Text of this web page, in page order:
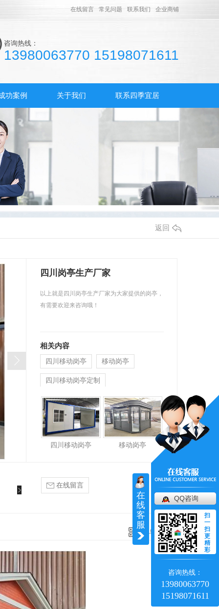
在线留言 常见问题 联系我们 企业商铺
咨询热线：
13980063770 15198071611
功案例 关于我们 联系四季宜居
返回
四川岗亭生产厂家
以上就是四川岗亭生产厂家为大家提供的岗亭，
有需要欢迎来咨询哦！
相关内容
四川移动岗亭 移动岗亭
四川移动岗亭定制
四川移动岗亭 移动岗亭
在线留言
二维码分享
在
线
客
服
QQ咨询
扫
一
扫
更
精
彩
咨询热线：
13980063770
15198071611